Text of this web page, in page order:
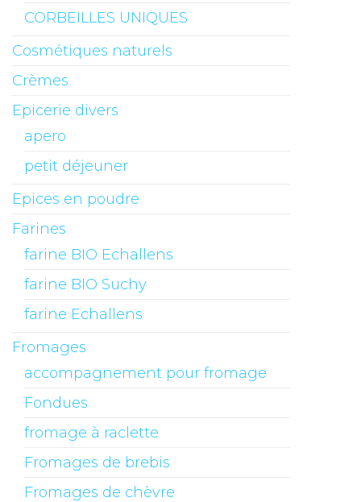
CORBEILLES UNIQUES
Cosmétiques naturels
Crèmes
Epicerie divers
apero
petit déjeuner
Epices en poudre
Farines
farine BIO Echallens
farine BIO Suchy
farine Echallens
Fromages
accompagnement pour fromage
Fondues
fromage à raclette
Fromages de brebis
Fromages de chèvre